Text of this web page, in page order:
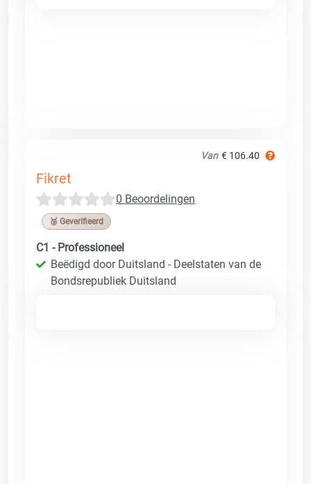
Van € 106.40
Fikret
0 Beoordelingen
🥉 Geverifieerd
C1 - Professioneel
Beëdigd door Duitsland - Deelstaten van de
Bondsrepubliek Duitsland